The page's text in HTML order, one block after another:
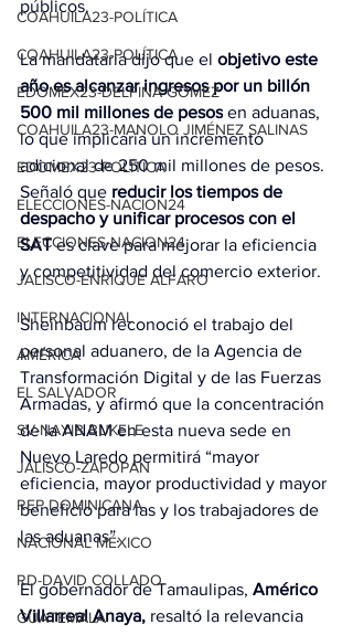
COAHUILA23-POLÍTICA
COAHUILA23-POLÍTICA
EDOMEX23-DELFINA GÓMEZ
COAHUILA23-MANOLO JIMÉNEZ SALINAS
EDOMEX23-POLÍTICA
ELECCIONES-NACION24
ELECCIONES-NACION24
JALISCO-ENRIQUE ALFARO
INTERNACIONAL
AMÉRICA
EL SALVADOR
SV-NAYIB BUKELE
JALISCO-ZAPOPAN
REP DOMINICANA
NACIONAL MÉXICO
RD-DAVID COLLADO
GUATEMALA
públicos.
La mandataria dijo que el objetivo este
año es alcanzar ingresos por un billón
500 mil millones de pesos en aduanas,
lo que implicaría un incremento
adicional de 250 mil millones de pesos.
Señaló que reducir los tiempos de
despacho y unificar procesos con el
SAT es clave para mejorar la eficiencia
y competitividad del comercio exterior.
Sheinbaum reconoció el trabajo del
personal aduanero, de la Agencia de
Transformación Digital y de las Fuerzas
Armadas, y afirmó que la concentración
de la ANAM en esta nueva sede en
Nuevo Laredo permitirá “mayor
eficiencia, mayor productividad y mayor
beneficio para las y los trabajadores de
las aduanas”.
El gobernador de Tamaulipas, Américo
Villarreal Anaya, resaltó la relevancia